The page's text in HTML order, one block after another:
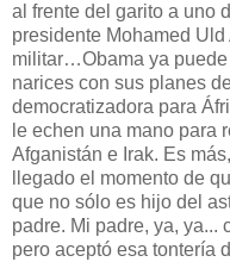
al frente del garito a uno
presidente Mohamed
militar…Obama ya
narices con sus planes
democratizadora para
le echen una mano para
Afganistán e Irak. Es
llegado el momento de
que no sólo es hijo del
padre. Mi padre, ya, ya...
pero aceptó esa tontería